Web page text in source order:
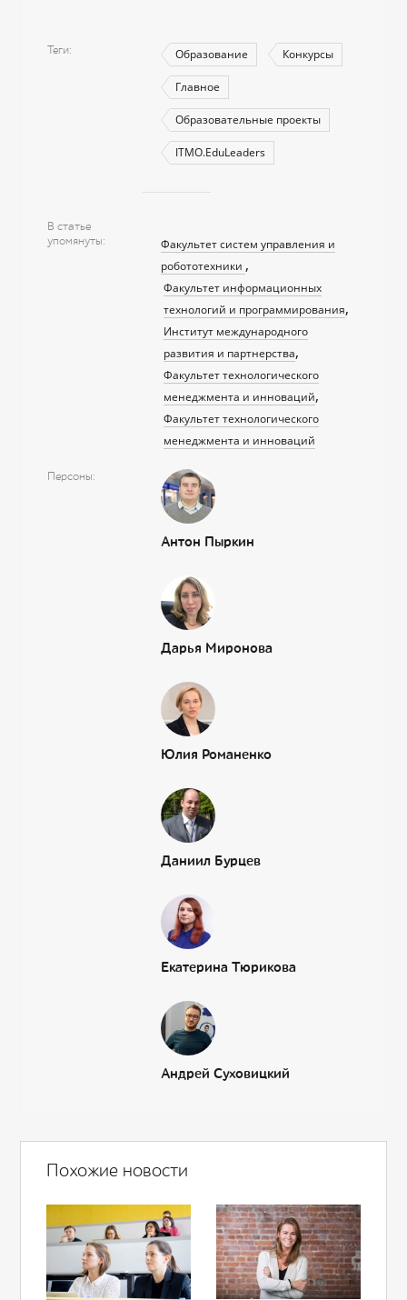
Теги Образование Конкурсы
Главное
Образовательные проекты
ITMO.EduLeaders
В статье
упомянуты
Факультет систем управления и
робототехники
Факультет информационных
технологий и программирования
Институт международного
развития и партнерства
Факультет технологического
менеджмента и инноваций
Факультет технологического
менеджмента и инноваций
Персоны
Антон Пыркин
Дарья Миронова
Юлия Романенко
Даниил Бурцев
Екатерина Тюрикова
Андрей Суховицкий
Похожие новости